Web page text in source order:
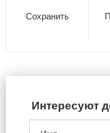
Сохранить
Интересуют